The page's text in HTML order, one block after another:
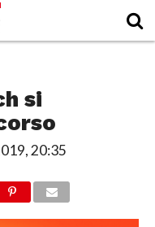
si
20:35